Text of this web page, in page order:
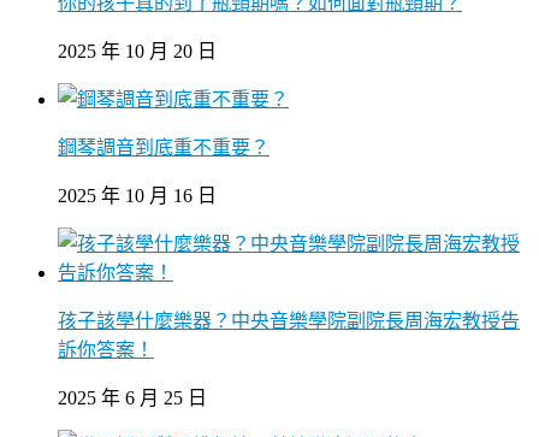
2025 年 10 月 20 日
鋼琴調音到底重不重要？
2025 年 10 月 16 日
孩子該學什麼樂器？中央音樂學院副院長周海宏教授告
訴你答案！
2025 年 6 月 25 日